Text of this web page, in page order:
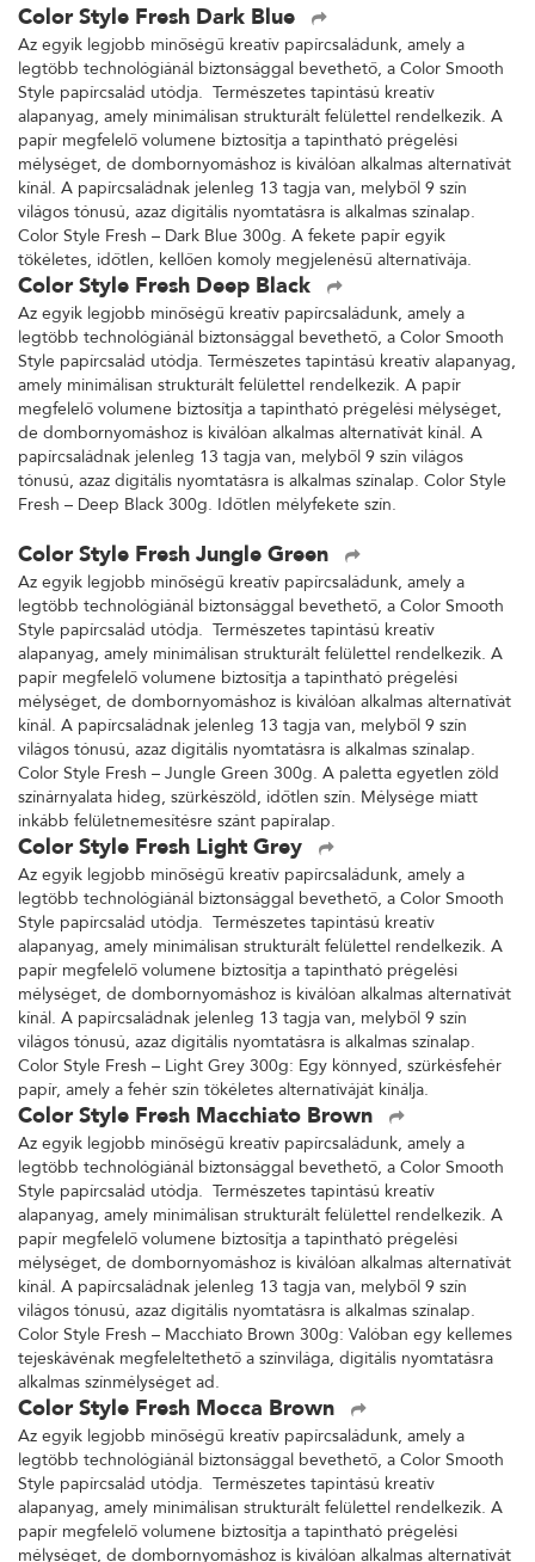
Color Style Fresh Dark Blue
Az egyik legjobb minőségű kreatív papírcsaládunk, amely a
legtöbb technológiánál biztonsággal bevethető, a Color Smooth
Style papírcsalád utódja. Természetes tapintású kreatív
alapanyag, amely minimálisan strukturált felülettel rendelkezik. A
papír megfelelő volumene biztosítja a tapintható prégelési
mélységet, de dombornyomáshoz is kiválóan alkalmas alternatívát
kínál. A papírcsaládnak jelenleg 13 tagja van, melyből 9 szín
világos tónusú, azaz digitális nyomtatásra is alkalmas színalap.
Color Style Fresh – Dark Blue 300g. A fekete papír egyik
tökéletes, időtlen, kellően komoly megjelenésű alternatívája.
Color Style Fresh Deep Black
Az egyik legjobb minőségű kreatív papírcsaládunk, amely a
legtöbb technológiánál biztonsággal bevethető, a Color Smooth
Style papírcsalád utódja. Természetes tapintású kreatív alapanyag,
amely minimálisan strukturált felülettel rendelkezik. A papír
megfelelő volumene biztosítja a tapintható prégelési mélységet,
de dombornyomáshoz is kiválóan alkalmas alternatívát kínál. A
papírcsaládnak jelenleg 13 tagja van, melyből 9 szín világos
tónusú, azaz digitális nyomtatásra is alkalmas színalap. Color Style
Fresh – Deep Black 300g. Időtlen mélyfekete szín.
Color Style Fresh Jungle Green
Az egyik legjobb minőségű kreatív papírcsaládunk, amely a
legtöbb technológiánál biztonsággal bevethető, a Color Smooth
Style papírcsalád utódja. Természetes tapintású kreatív
alapanyag, amely minimálisan strukturált felülettel rendelkezik. A
papír megfelelő volumene biztosítja a tapintható prégelési
mélységet, de dombornyomáshoz is kiválóan alkalmas alternatívát
kínál. A papírcsaládnak jelenleg 13 tagja van, melyből 9 szín
világos tónusú, azaz digitális nyomtatásra is alkalmas színalap.
Color Style Fresh – Jungle Green 300g. A paletta egyetlen zöld
színárnyalata hideg, szürkészöld, időtlen szín. Mélysége miatt
inkább felületnemesítésre szánt papíralap.
Color Style Fresh Light Grey
Az egyik legjobb minőségű kreatív papírcsaládunk, amely a
legtöbb technológiánál biztonsággal bevethető, a Color Smooth
Style papírcsalád utódja. Természetes tapintású kreatív
alapanyag, amely minimálisan strukturált felülettel rendelkezik. A
papír megfelelő volumene biztosítja a tapintható prégelési
mélységet, de dombornyomáshoz is kiválóan alkalmas alternatívát
kínál. A papírcsaládnak jelenleg 13 tagja van, melyből 9 szín
világos tónusú, azaz digitális nyomtatásra is alkalmas színalap.
Color Style Fresh – Light Grey 300g: Egy könnyed, szürkésfehér
papír, amely a fehér szín tökéletes alternatíváját kínálja.
Color Style Fresh Macchiato Brown
Az egyik legjobb minőségű kreatív papírcsaládunk, amely a
legtöbb technológiánál biztonsággal bevethető, a Color Smooth
Style papírcsalád utódja. Természetes tapintású kreatív
alapanyag, amely minimálisan strukturált felülettel rendelkezik. A
papír megfelelő volumene biztosítja a tapintható prégelési
mélységet, de dombornyomáshoz is kiválóan alkalmas alternatívát
kínál. A papírcsaládnak jelenleg 13 tagja van, melyből 9 szín
világos tónusú, azaz digitális nyomtatásra is alkalmas színalap.
Color Style Fresh – Macchiato Brown 300g: Valóban egy kellemes
tejeskávénak megfeleltethető a színvilága, digitális nyomtatásra
alkalmas színmélységet ad.
Color Style Fresh Mocca Brown
Az egyik legjobb minőségű kreatív papírcsaládunk, amely a
legtöbb technológiánál biztonsággal bevethető, a Color Smooth
Style papírcsalád utódja. Természetes tapintású kreatív
alapanyag, amely minimálisan strukturált felülettel rendelkezik. A
papír megfelelő volumene biztosítja a tapintható prégelési
mélységet, de dombornyomáshoz is kiválóan alkalmas alternatívát